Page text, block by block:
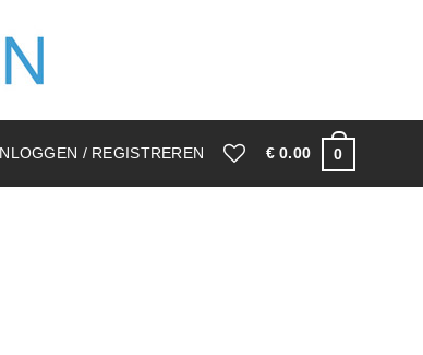
/ REGISTREREN €0.00 0